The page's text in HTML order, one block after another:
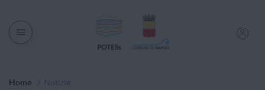
Men� di navigazione
Percorso di Navigazione
Home